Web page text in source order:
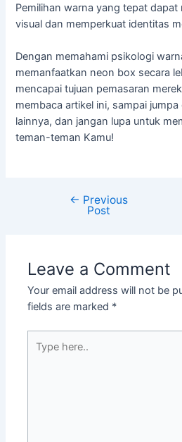
Pemilihan warna yang tepat
visual dan memperkuat identitas
Dengan memahami psikologi
memanfaatkan neon box secara
mencapai tujuan pemasaran
membaca artikel ini, sampai
lainnya, dan jangan lupa untuk
teman-teman Kamu!
← Previous
Post
Leave a Comment
Your email address will not be
fields are marked *
here..